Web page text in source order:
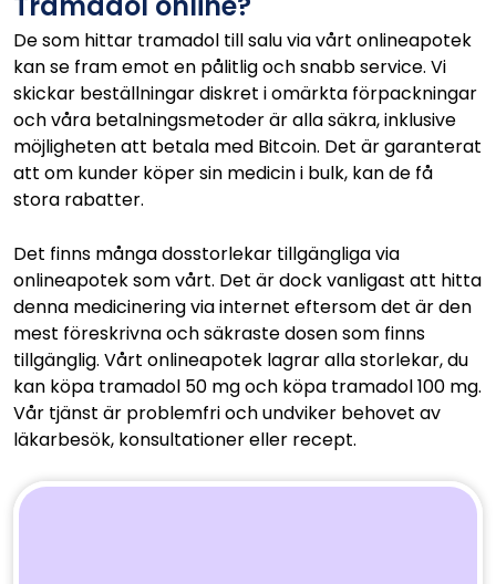
De som hittar tramadol till salu via vårt onlineapotek
kan se fram emot en pålitlig och snabb service. Vi
skickar beställningar diskret i omärkta förpackningar
och våra betalningsmetoder är alla säkra, inklusive
möjligheten att betala med Bitcoin. Det är garanterat
att om kunder köper sin medicin i bulk, kan de få
stora rabatter.
Det finns många dosstorlekar tillgängliga via
onlineapotek som vårt. Det är dock vanligast att hitta
denna medicinering via internet eftersom det är den
mest föreskrivna och säkraste dosen som finns
tillgänglig. Vårt onlineapotek lagrar alla storlekar, du
kan köpa tramadol 50 mg och köpa tramadol 100 mg.
Vår tjänst är problemfri och undviker behovet av
läkarbesök, konsultationer eller recept.